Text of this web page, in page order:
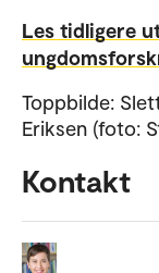
Les tidligere
Toppbilde:
Eriksen (foto:
Kontakt